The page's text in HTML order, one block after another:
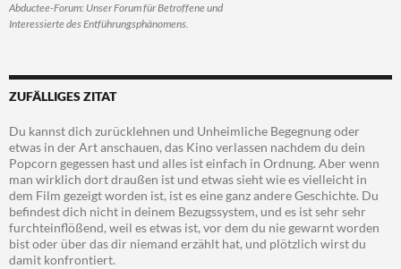
Abductee-Forum: Unser Forum für Betroffene und
Interessierte des Entführungsphänomens.
ZUFÄLLIGES ZITAT
Du kannst dich zurücklehnen und Unheimliche Begegnung oder
etwas in der Art anschauen, das Kino verlassen nachdem du dein
Popcorn gegessen hast und alles ist einfach in Ordnung. Aber wenn
man wirklich dort draußen ist und etwas sieht wie es vielleicht in
dem Film gezeigt worden ist, ist es eine ganz andere Geschichte. Du
befindest dich nicht in deinem Bezugssystem, und es ist sehr sehr
furchteinflößend, weil es etwas ist, vor dem du nie gewarnt worden
bist oder über das dir niemand erzählt hat, und plötzlich wirst du
damit konfrontiert.